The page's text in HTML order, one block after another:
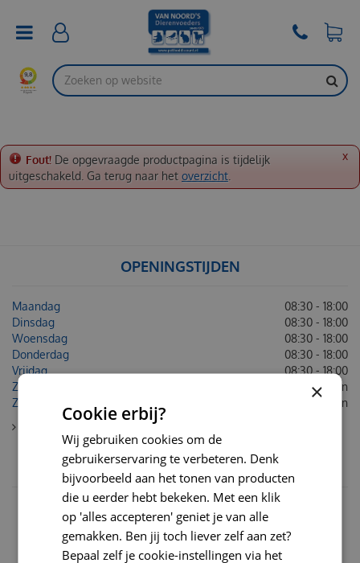
t
n
x
Fout! De opgevraagde productpagina is tijdelijk
uitgeschakeld. Ga terug naar het overzicht
OPENINGSTIJDEN
Maandag
08:30 - 18:00
Dinsdag
08:30 - 18:00
Woensdag
08:30 - 18:00
Donderdag
08:30 - 18:00
Vrijdag
08:30 - 18:00
Zaterdag
Gesloten
Zondag
Gesloten
NIEUWSBRIEF
kortingscodes en verzorgingstips!
Bekijk onze
privacy policy
×
Cookie erbij?
Wij gebruiken cookies om de
gebruikerservaring te verbeteren. Denk
bijvoorbeeld aan het tonen van producten
die u eerder hebt bekeken. Met een klik
op 'alles accepteren' geniet je van alle
gemakken. Ben jij toch liever zelf aan zet?
Bepaal zelf je cookie-instellingen via het